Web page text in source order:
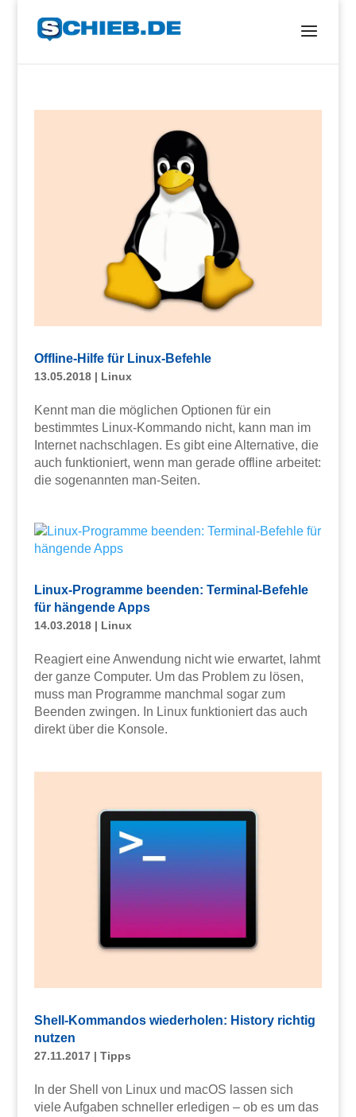
Offline-Hilfe für Linux-Befehle
13.05.2018| Linux
Kennt man die möglichen Optionen für ein
bestimmtes Linux-Kommando nicht, kann man im
Internet nachschlagen. Es gibt eine Alternative, die
auch funktioniert, wenn man gerade offline arbeitet:
die sogenannten man-Seiten.
Linux-Programme beenden: Terminal-Befehle
für hängende Apps
14.03.2018| Linux
Reagiert eine Anwendung nicht wie erwartet, lahmt
der ganze Computer. Um das Problem zu lösen,
muss man Programme manchmal sogar zum
Beenden zwingen. In Linux funktioniert das auch
direkt über die Konsole.
Shell-Kommandos wiederholen: History richtig
nutzen
27.11.2017| Tipps
In der Shell von Linux und macOS lassen sich
viele Aufgaben schneller erledigen – ob es um das